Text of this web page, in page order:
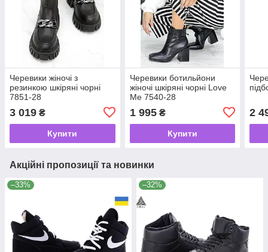
Черевики жіночі з
резинкою шкіряні чорні
7851-28
3 019 ₴
Купити
Черевики ботильйони
жіночі шкіряні чорні Love
Me 7540-28
1 995₴
Купити
2
Акційні пропозиції та новинки
–33% –32%